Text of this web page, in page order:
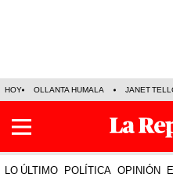
HOY OLLANTA HUMALA JANET
LO ÚLTIMO POLÍTICA OPINIÓN